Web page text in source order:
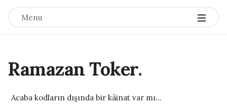
Menu
Ramazan Toker.
Acaba kodların dışında bir kâinat var mı...